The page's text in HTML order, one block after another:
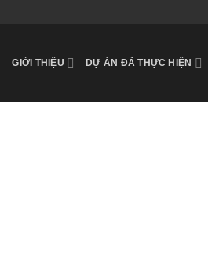
GIỚI THIỆU DỰ ÁN ĐÃ THỰC HIỆN